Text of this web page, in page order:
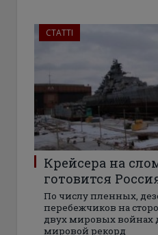
СТАТТІ
Крейсера на
готовится
По числу пленных,
перебежчиков на
двух мировых войнах
мировой рекорд